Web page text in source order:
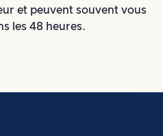
et peuvent souvent vous
les 48 heures.